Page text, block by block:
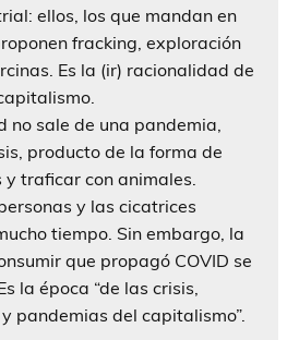
ellos, los que mandan en
fracking, exploración
Es la (ir) racionalidad de
sale de una pandemia,
producto de la forma de
traficar con animales.
y las cicatrices
tiempo. Sin embargo, la
que propagó COVID se
la época “de las crisis,
pandemias del capitalismo”.